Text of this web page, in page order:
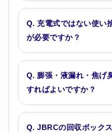
Q. 充電式ではない使い
が必要ですか？
Q. 膨張・液漏れ・焦げ
すればよいですか？
Q. JBRCの回収ボック